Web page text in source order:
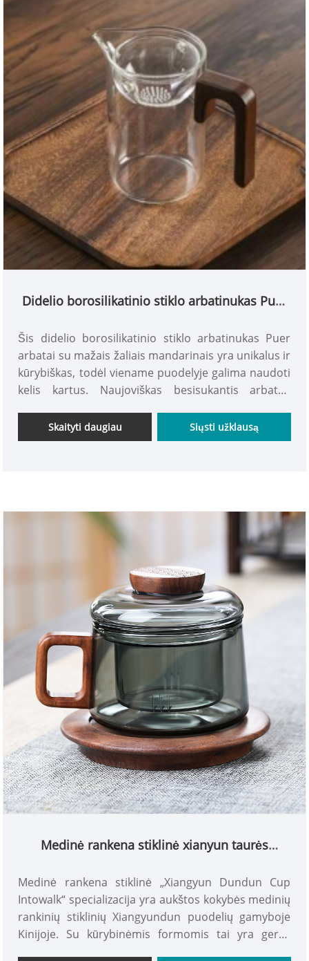
Didelio borosilikatinio stiklo arbatinukas Puer
Šis didelio borosilikatinio stiklo arbatinukas Puer
arbatai su mažais žaliais mandarinais yra unikalus ir
kūrybiškas, todėl viename puodelyje galima naudoti
kelis kartus. Naujoviškas besisukantis arbatos
lapus ir arbatos nuosėdas, todėl galėsite mėgautis
arbata jos neišspjaudydami. Kviečiame visus
Skaityti daugiau Siųsti užklausą
Medinė rankena stiklinė xianyun taurės
Medinė rankena stiklinė „Xiangyun Dundun Cup
Intowalk“ specializacija yra aukštos kokybės medinių
rankinių stiklinių Xiangyundun puodelių gamyboje
Kinijoje. Su kūrybinėmis formomis tai yra geras